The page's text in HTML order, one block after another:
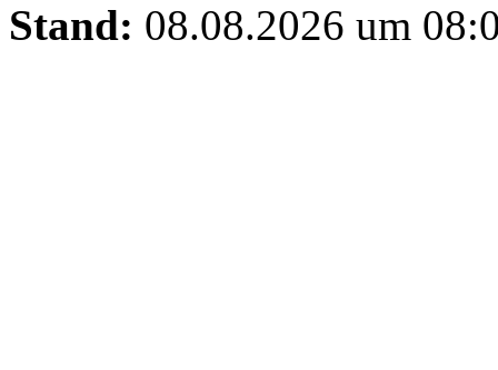
Stand: 08.08.2026 um